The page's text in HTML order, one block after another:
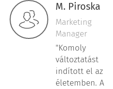
M. Piroska
Marketing
Manager
"Komoly
változtatást
indított el az
életemben. A